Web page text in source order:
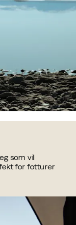
som vil
for fotturer